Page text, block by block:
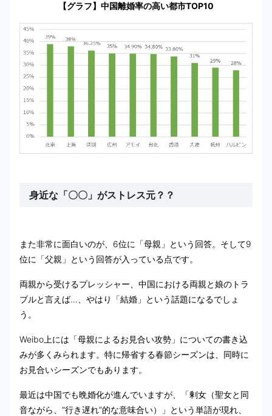
【グラフ】中国離婚率の高い都市TOP10
身近な「〇〇」がストレス元？？
また非常に面白いのが、6位に「母親」という回答。そして9
位に「父親」という回答が入っている点です。
両親から受けるプレッシャー、中国における両親と娘のトラ
ブルと言えば…、やはり「結婚」という話題になるでしょ
う。
Weibo上には「母親によるお見合い攻勢」についての書き込
みが多くみられます。特に帰省する春節シーズンは、同時に
お見合いシーズンでもあります。
最近は中国でも晩婚化が進んでいますが、「剰女（聖女と同
音ながら、“行き遅れ”的な意味合い）」という単語が現れ、